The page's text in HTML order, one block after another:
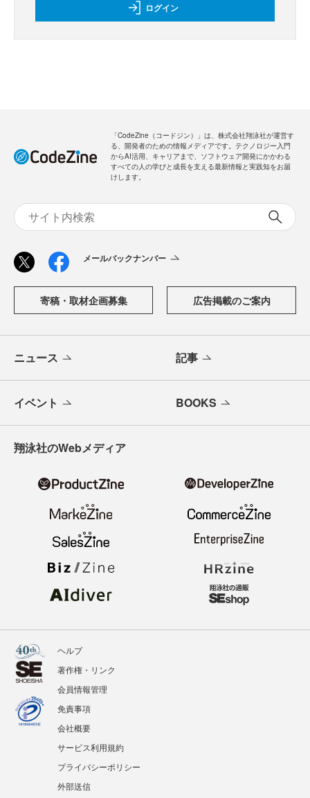
新規会員登録 無料
ログイン
からAI活用、キャリアまで、ソフトウェア開発にかかわる
すべての人の学びと成長を支える最新情報と実践知をお届
ニュース 記事
イベント BOOKS
ヘルプ